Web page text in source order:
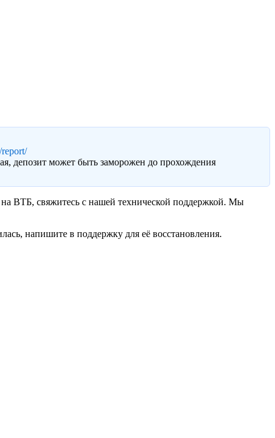
report/
депозит может быть заморожен до прохождения
ВТБ, свяжитесь с нашей технической поддержкой. Мы
напишите в поддержку для её восстановления.